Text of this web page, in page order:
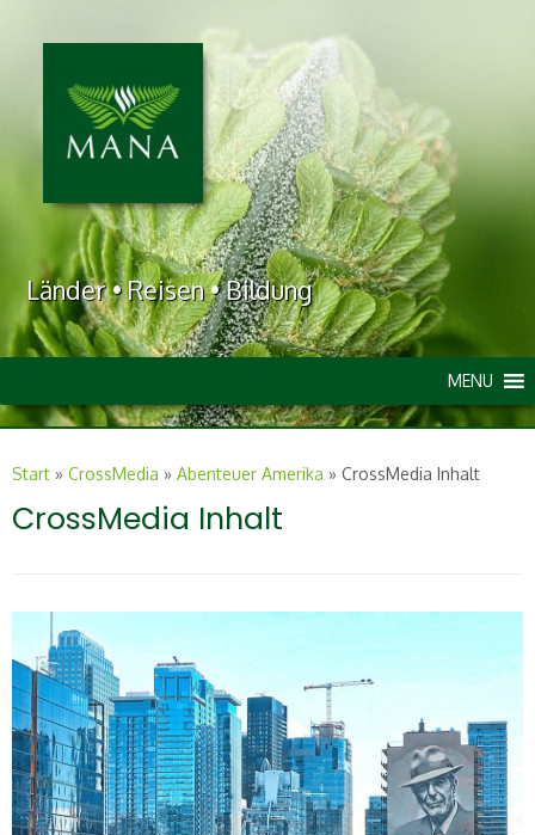
Länder • Reisen • Bildung
MENU
Start » CrossMedia » Abenteuer Amerika » CrossMedia Inhalt
CrossMedia Inhalt